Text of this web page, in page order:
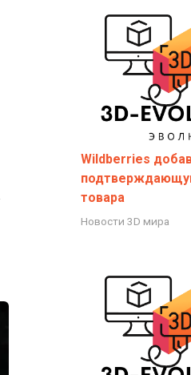
Wildberries
товара
Новости 3D мира